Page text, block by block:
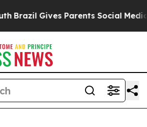
Brazil Gives Parents Social Media